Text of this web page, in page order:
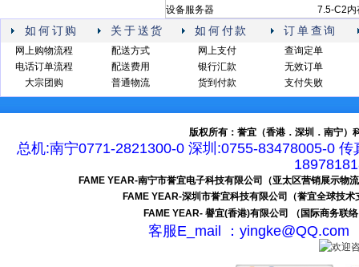
设备服务器
7.5-C2
如何订购 关于送货 如何付款 订单查询
网上购物流程
电话订单流程
大宗团购
配送方式
配送费用
普通物流
网上支付
银行汇款
货到付款
查询定单
无效订单
支付失败
版权所有：誉宜（香港．深圳．南宁
总机:南宁0771-2821300-0 深圳:0755-83478005-0
FAME YEAR-南宁市誉宜电子科技有限公司（亚太区营销展示物
FAME YEAR-深圳市誉宜科技有限公司（誉宜全球技术
FAME YEAR- 譽宜(香港)有限公司 （国际商务联
客服E_mail ：